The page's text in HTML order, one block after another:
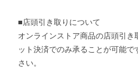
■店頭引き取りについて
オンラインストア商品の店頭引
ット決済でのみ承ることが可能
さい。